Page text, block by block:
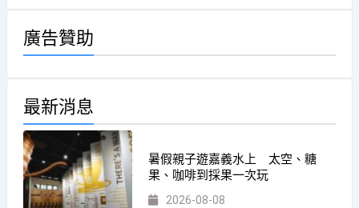
廣告贊助
最新消息
暑假親子遊嘉義水上 太空、糖
果、咖啡到採果一次玩
2026-08-08